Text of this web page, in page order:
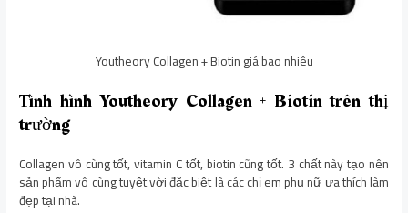
Youtheory Collagen + Biotin giá bao nhiêu
Tình hình Youtheory Collagen + Biotin trên thị
trường
Collagen vô cùng tốt, vitamin C tốt, biotin cũng tốt. 3 chất này tạo nên
sản phẩm vô cùng tuyệt vời đặc biệt là các chị em phụ nữ ưa thích làm
đẹp tại nhà.